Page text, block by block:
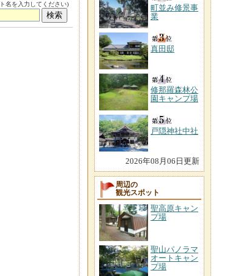
名を入力してください)
町並み修景事
業
真田邸
修那羅森林公
園キャンプ場
戸隠神社中社
2026年08月06日更新
周辺の
観光スポット
聖高原キャン
プ場
聖山パノラマ
オートキャン
プ場